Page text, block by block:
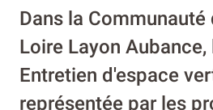
Dans la
Loire Layon Aubance,
Entretien d'espace
représentée par les